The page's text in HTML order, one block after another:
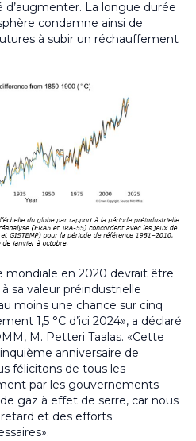
La longue durée
condamne ainsi de
à subir un réchauffement
en 2020 devrait être
à sa valeur préindustrielle
moins une chance sur cinq
1,5 °C d’ici 2024», a déclaré
M. Petteri Taalas. «Cette
anniversaire de
félicitons de tous les
par les gouvernements
gaz à effet de serre, car nous
et des efforts